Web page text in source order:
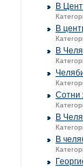
В
В
В
Сотни
В
В